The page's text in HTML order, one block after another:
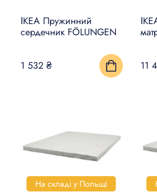
ІКЕА Пружинний
сердечник FÖLUNGEN
1 532 ₴ 11
На складі у Польщі